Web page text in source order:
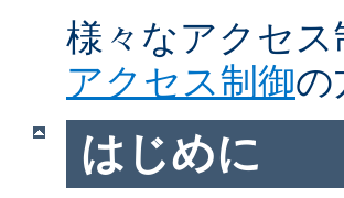
様々なアクセ
アクセス制御の
はじめに